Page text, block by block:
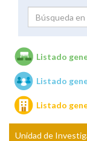
Listado
Listado
Listado
Unidad de